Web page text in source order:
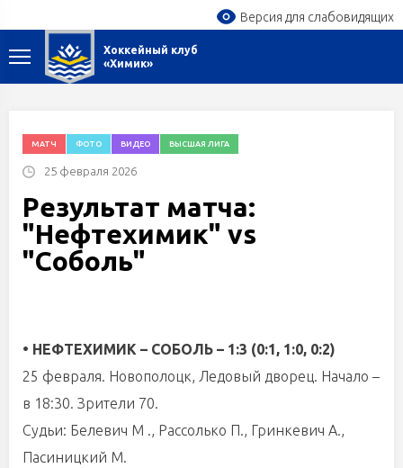
Версия для слабовидящих
Хоккейный клуб
«Химик»
МАТЧ ФОТО ВИДЕО ВЫСШАЯ ЛИГА
25 февраля 2026
Результат матча:
"Нефтехимик" vs
"Соболь"
• НЕФТЕХИМИК – СОБОЛЬ – 1:3 (0:1, 1:0, 0:2)
25 февраля. Новополоцк, Ледовый дворец. Начало –
в 18:30. Зрители 70.
Судьи: Белевич М ., Рассолько П., Гринкевич А.,
Пасиницкий М.